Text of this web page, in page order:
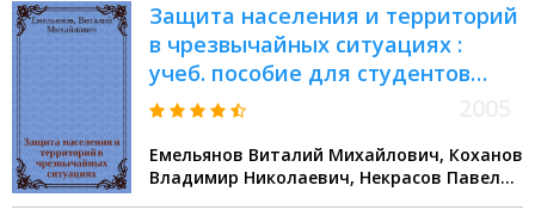
Защита населения и территорий
в чрезвычайных ситуациях :
учеб. пособие для студентов
вузов
Емельянов Виталий Михайлович, Коханов
Владимир Николаевич, Некрасов Павел